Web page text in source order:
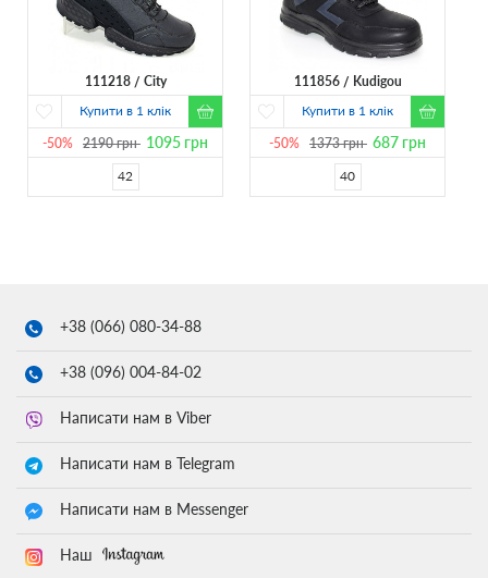
111218
City
Купити в 1 клік
-50% 2190грн 1095 грн
42
111856
Kudigou
Купити в 1 клік
-50% 1373грн 687 грн
40
+38 (066) 080-34-88
+38 (096) 004-84-02
Написати нам в Viber
Написати нам в Telegram
Написати нам в Messenger
Наш